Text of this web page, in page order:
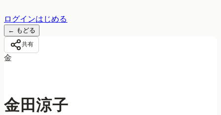
ログインはじめる
← もどる
共有
金
金田涼子